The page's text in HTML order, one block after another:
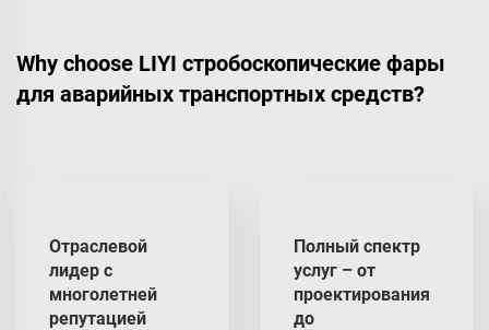
Why choose LIYI стробоскопические фары
для аварийных транспортных средств?
Отраслевой
лидер с
многолетней
репутацией
Полный спектр
услуг – от
проектирования
до